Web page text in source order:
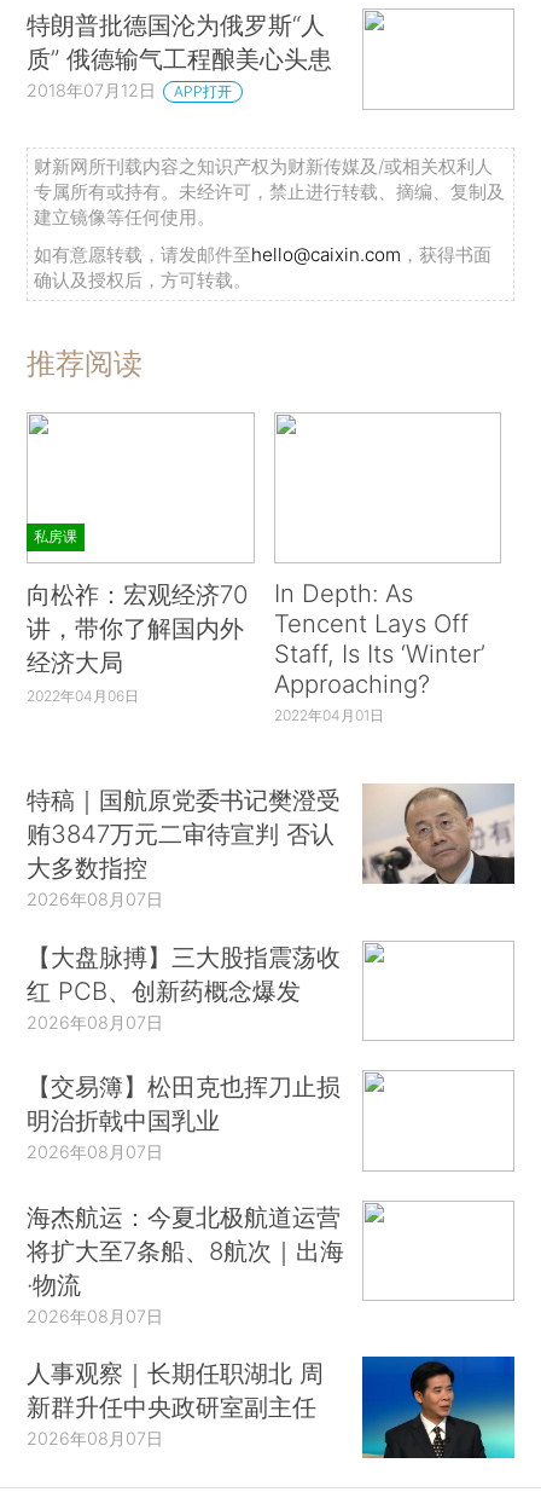
特朗普批德国沦为俄罗斯“人
质” 俄德输气工程酿美心头患
2018年07月12日 APP打开
财新网所刊载内容之知识产权为财新传媒及/或相关权利人
专属所有或持有。未经许可，禁止进行转载、摘编、复制及
建立镜像等任何使用。
如有意愿转载，请发邮件至hello@caixin.com ，获得书面
确认及授权后，方可转载。
推荐阅读
私房课
向松祚：宏观经济70
讲，带你了解国内外
经济大局
2022年04月06日
In Depth: As
Tencent Lays Off
Staff, Is Its ‘Winter’
Approaching?
2022年04月01日
特稿｜国航原党委书记樊澄受
贿3847万元二审待宣判 否认
大多数指控
2026年08月07日
【大盘脉搏】三大股指震荡收
红 PCB、创新药概念爆发
2026年08月07日
【交易簿】松田克也挥刀止损
明治折戟中国乳业
2026年08月07日
海杰航运：今夏北极航道运营
将扩大至7条船、8航次｜出海
·物流
2026年08月07日
人事观察｜长期任职湖北 周
新群升任中央政研室副主任
2026年08月07日